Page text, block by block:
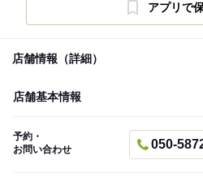
アプリで
店舗情報（詳細）
店舗基本情報
予約・
お問い合わせ
050-